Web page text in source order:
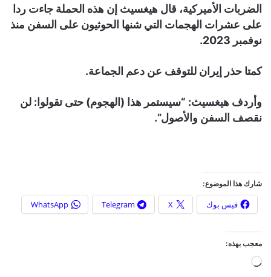
الضربات الأميركية، قال هيغسيث إن هذه الحملة جاءت ردا
على عشرات الهجمات التي شنها الحوثيون على السفن منذ
نوفمبر 2023.
كمتا حذر إيران للتوقف عن دعم الجماعة.
وأردف هيغسيث: “سيستمر هذا (الهجوم) حتى تقولوا: لن
نقصف السفن والأصول”.
شارك هذا الموضوع:
فيس بوك X
Telegram
WhatsApp
معجب بهذه: